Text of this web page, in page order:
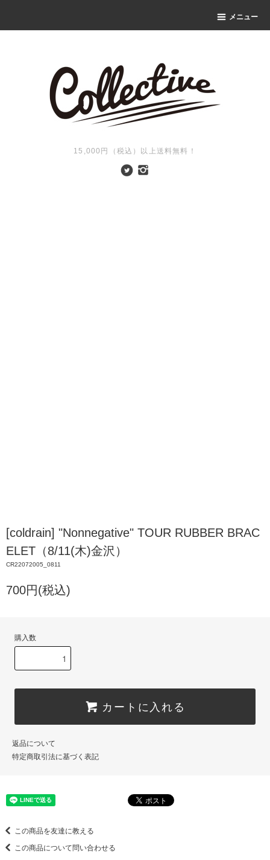
メニュー
15,000円（税込）以上送料無料！
[coldrain] "Nonnegative" TOUR RUBBER BRAC
ELET（8/11(木)金沢）
CR22072005_0811
700円(税込)
購入数
カートに入れる
返品について
特定商取引法に基づく表記
この商品を友達に教える
この商品について問い合わせる